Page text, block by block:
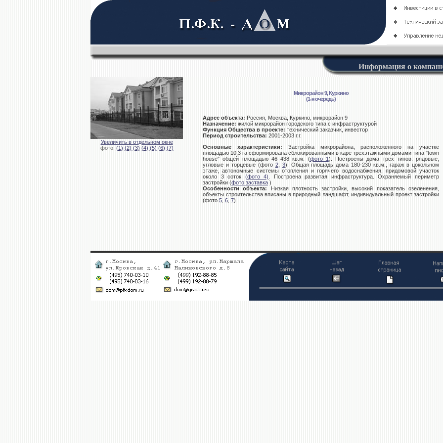
Информация о
Увеличить в отдельном окне
фото: (1) (2) (3) (4) (5) (6) (7)
Микрорайон 9, Куркино
(1-я очередь)
Адрес объекта: Россия, Москва, Куркино, микрорайон 9
Назначение: жилой микрорайон городского типа с инфраструктурой
Функция Общества в проекте: технический заказчик, инвестор
Период строительства: 2001-2003 г.г.
Основные характеристики: Застройка микрорайона, расположенного на участке
площадью 10,3 га сформирована сблокированными в каре трехэтажными домами типа "town
house" общей площадью 46 438 кв.м. (фото 1). Построены дома трех типов: рядовые,
угловые и торцевые (фото 2, 3). Общая площадь дома 180-230 кв.м., гараж в цокольном
этаже, автономные системы отопления и горячего водоснабжения, придомовой участок
около 3 соток (фото 4)
. Построена развитая инфраструктура. Охраняемый периметр
застройки (фото заставка )
Особенности объекта:
Низкая плотность застройки, высокий показатель озеленения,
объекты строительства вписаны в природный ландшафт, индивидуальный проект застройки
(фото 5 6 7)